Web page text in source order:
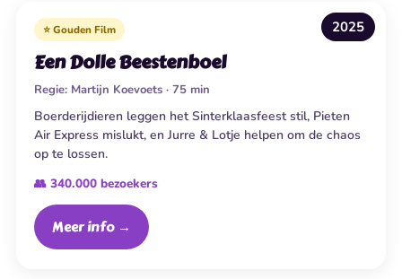
2025
⭐ Gouden Film
Een Dolle Beestenboel
Regie: Martijn Koevoets · 75 min
Boerderijdieren leggen het Sinterklaasfeest stil, Pieten
Air Express mislukt, en Jurre & Lotje helpen om de chaos
op te lossen.
👥 340.000 bezoekers
Meer info →